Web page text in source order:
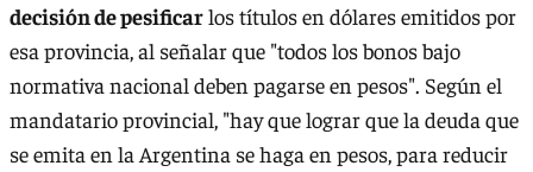
decisión de pesificarlos títulos en dólares emitidos por
esa provincia, al señalar que "todos los bonos bajo
normativa nacional deben pagarse en pesos". Según el
mandatario provincial, "hay que lograr que la deuda que
se emita en la Argentina se haga en pesos, para reducir